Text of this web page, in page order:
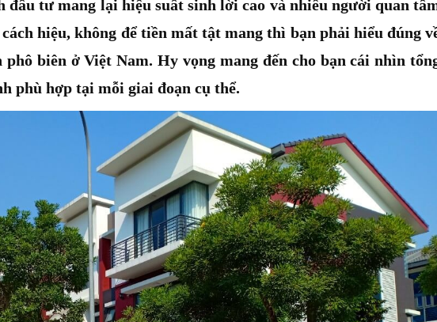
đầu tư mang lại hiệu suất sinh lời cao và nhiều người quan
hiệu, không để tiền mất tật mang thì bạn phải hiểu đúng
biên ở Việt Nam. Hy vọng mang đến cho bạn cái nhìn
phù hợp tại mỗi giai đoạn cụ thể.